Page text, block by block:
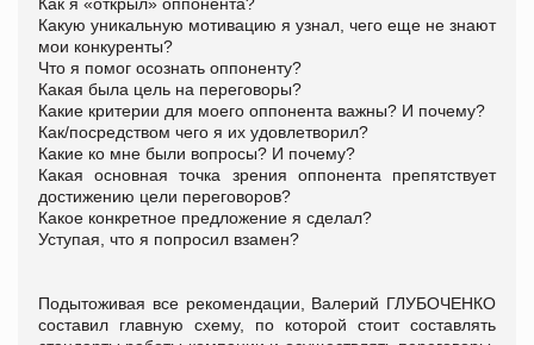
Какую уникальную мотивацию я узнал, чего еще не знают
мои конкуренты?
Что я помог осознать оппоненту?
Какая была цель на переговоры?
Какие критерии для моего оппонента важны? И почему?
Как/посредством чего я их удовлетворил?
Какие ко мне были вопросы? И почему?
Какая основная точка зрения оппонента препятствует
достижению цели переговоров?
Какое конкретное предложение я сделал?
Уступая, что я попросил взамен?
Подытоживая все рекомендации, Валерий ГЛУБОЧЕНКО
составил главную схему, по которой стоит составлять